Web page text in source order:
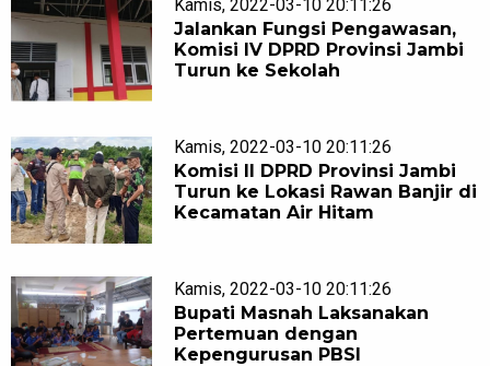
Kamis, 2022-03-10 20:11:26
Jalankan Fungsi Pengawasan,
Komisi IV DPRD Provinsi Jambi
Turun ke Sekolah
Kamis, 2022-03-10 20:11:26
Komisi ll DPRD Provinsi Jambi
Turun ke Lokasi Rawan Banjir di
Kecamatan Air Hitam
Kamis, 2022-03-10 20:11:26
Bupati Masnah Laksanakan
Pertemuan dengan
Kepengurusan PBSI